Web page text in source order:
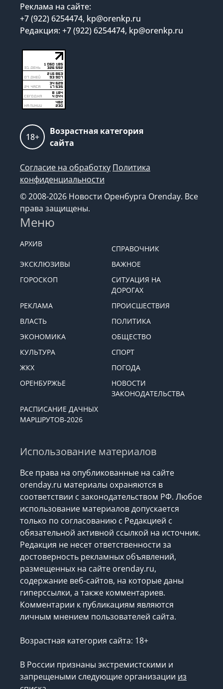
Реклама на сайте:
+7 (922) 6254474, kp@orenkp.ru
Редакция: +7 (922) 6254474, kp@orenkp.ru
18+
Возрастная категория
сайта
Согласие на обработку Политика
конфиденциальности
© 2008-2026 Новости Оренбурга Orenday. Все
права защищены.
Меню
АРХИВ
СПРАВОЧНИК
ЭКСКЛЮЗИВЫ
ВАЖНОЕ
ГОРОСКОП
СИТУАЦИЯ НА
ДОРОГАХ
РЕКЛАМА
ПРОИСШЕСТВИЯ
ВЛАСТЬ
ПОЛИТИКА
ЭКОНОМИКА
ОБЩЕСТВО
КУЛЬТУРА
СПОРТ
ЖКХ
ПОГОДА
ОРЕНБУРЖЬЕ
НОВОСТИ
ЗАКОНОДАТЕЛЬСТВА
РАСПИСАНИЕ ДАЧНЫХ
МАРШРУТОВ-2026
Использование материалов
Все права на опубликованные на сайте
orenday.ru материалы охраняются в
соответствии с законодательством РФ. Любое
использование материалов допускается
только по согласованию с Редакцией с
обязательной активной ссылкой на источник.
Редакция не несет ответственности за
достоверность рекламных объявлений,
размещенных на сайте orenday.ru,
содержание веб-сайтов, на которые даны
гиперссылки, а также комментариев.
Комментарии к публикациям являются
личным мнением пользователей сайта.
Возрастная категория сайта: 18+
В России признаны экстремистскими и
запрещеными следующие организации из